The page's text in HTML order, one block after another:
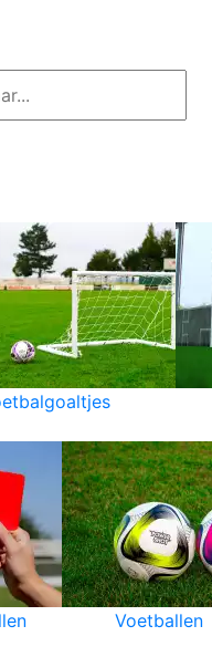
Voetballen